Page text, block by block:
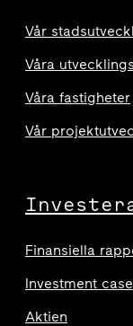
Vår
Våra
Våra fastigheter
Vår
Finansiella
Investment case
Aktien